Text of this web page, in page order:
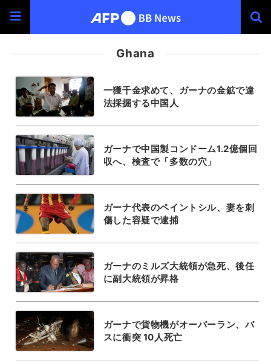
Ghana
一獲千金求めて、ガーナの金鉱で違
法採掘する中国人
ガーナで中国製コンドーム1.2億個回
収へ、検査で「多数の穴」
ガーナ代表のペイントシル、妻を刺
傷した容疑で逮捕
ガーナのミルズ大統領が急死、後任
に副大統領が昇格
ガーナで貨物機がオーバーラン、バ
スに衝突 10人死亡